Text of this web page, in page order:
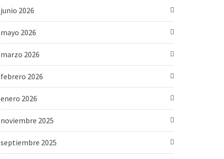
junio 2026
mayo 2026
marzo 2026
febrero 2026
enero 2026
noviembre 2025
septiembre 2025